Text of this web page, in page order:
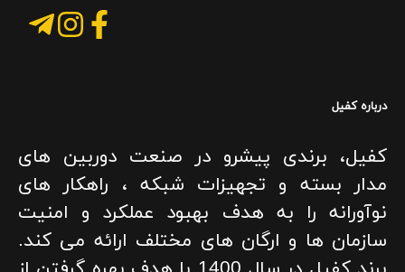
درباره کفیل
کفیل، برندی پیشرو در صنعت دوربین های
مدار بسته و تجهیزات شبکه ، راهکار های
نوآورانه را به هدف بهبود عملکرد و امنیت
سازمان ها و ارگان های مختلف ارائه می کند.